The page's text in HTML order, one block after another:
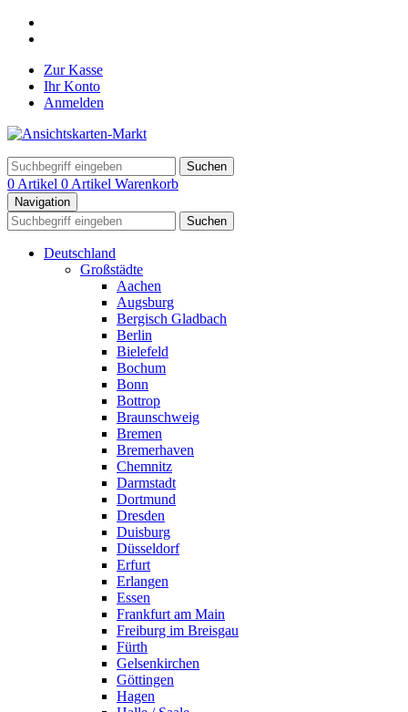
Zur Kasse
Ihr Konto
Anmelden
Suchen
0 Artikel 0 Artikel Warenkorb
Navigation
Suchen
Deutschland
Großstädte
Aachen
Augsburg
Bergisch Gladbach
Berlin
Bielefeld
Bochum
Bonn
Bottrop
Braunschweig
Bremen
Bremerhaven
Chemnitz
Darmstadt
Dortmund
Dresden
Duisburg
Düsseldorf
Erfurt
Erlangen
Essen
Frankfurt am Main
Freiburg im Breisgau
Fürth
Gelsenkirchen
Göttingen
Hagen